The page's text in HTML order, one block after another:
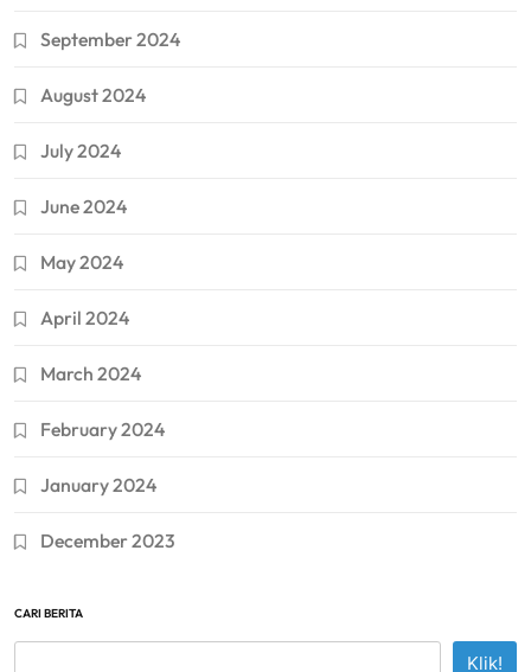
September 2024
August 2024
July 2024
June 2024
May 2024
April 2024
March 2024
February 2024
January 2024
December 2023
CARI BERITA
Klik!